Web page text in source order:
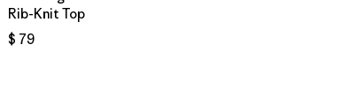
Rib-Knit Top
$ 79